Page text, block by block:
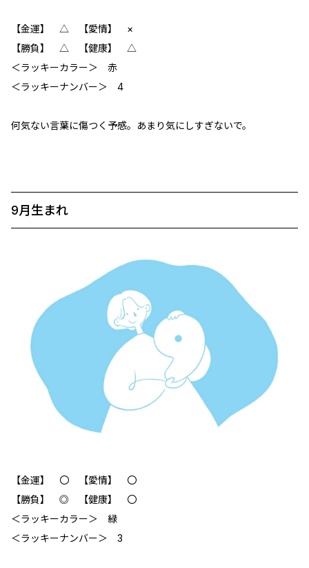
【金運】 △ 【愛情】 ×
【勝負】 △ 【健康】 △
＜ラッキーカラー＞ 赤
＜ラッキーナンバー＞ 4
何気ない言葉に傷つく予感。あまり気にしすぎないで。
9月生まれ
【金運】 〇 【愛情】 〇
【勝負】 ◎ 【健康】 〇
＜ラッキーカラー＞ 緑
＜ラッキーナンバー＞ 3